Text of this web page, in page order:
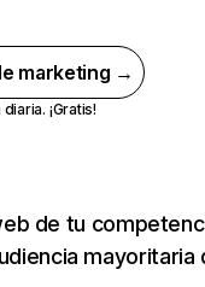
marketing →
¡Gratis!
de tu